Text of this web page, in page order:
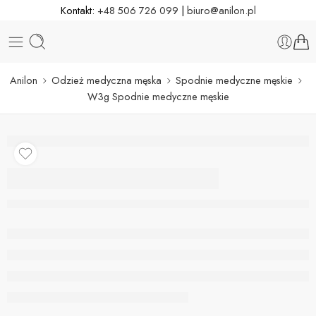
Kontakt: +48 506 726 099 | biuro@anilon.pl
Anilon Odzież medyczna męska
Spodnie medyczne męskie
W3g Spodnie medyczne męskie